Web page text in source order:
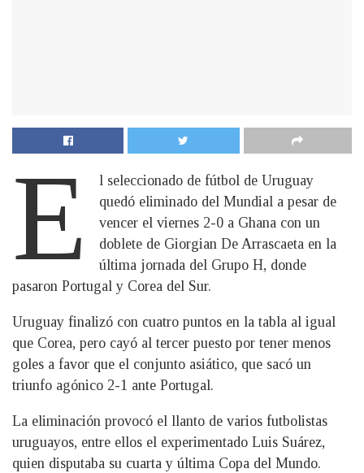
E
l seleccionado de fútbol de Uruguay
quedó eliminado del Mundial a pesar de
vencer el viernes 2-0 a Ghana con un
doblete de Giorgian De Arrascaeta en la
última jornada del Grupo H, donde
pasaron Portugal y Corea del Sur.
Uruguay finalizó con cuatro puntos en la tabla al igual
que Corea, pero cayó al tercer puesto por tener menos
goles a favor que el conjunto asiático, que sacó un
triunfo agónico 2-1 ante Portugal.
La eliminación provocó el llanto de varios futbolistas
uruguayos, entre ellos el experimentado Luis Suárez,
quien disputaba su cuarta y última Copa del Mundo.